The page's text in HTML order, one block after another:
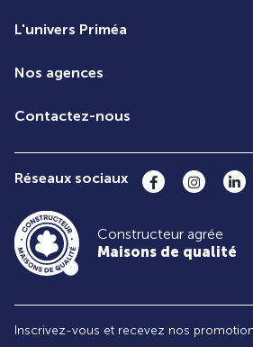
L'univers Priméa
Nos agences
Contactez-nous
Réseaux sociaux
Constructeur agrée
Maisons de qualité
Inscrivez-vous et recevez nos